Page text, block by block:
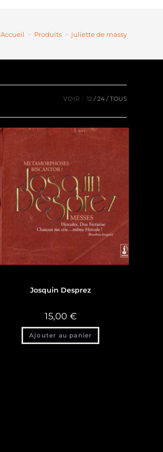
Accueil > Produits > juliette de massy
VOIR : 12 24 TOUS
Josquin Desprez
15,00 €
Ajouter au panier